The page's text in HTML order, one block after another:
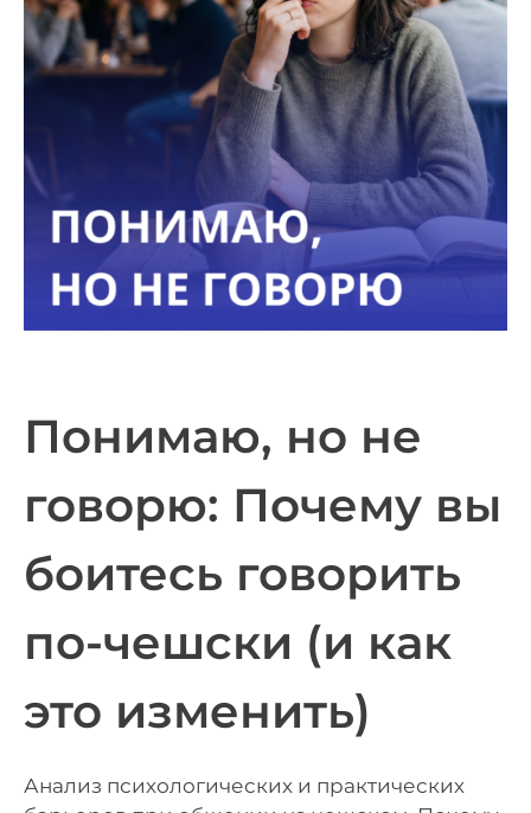
Понимаю, но не
говорю: Почему вы
боитесь говорить
по-чешски (и как
это изменить)
Анализ психологических и практических